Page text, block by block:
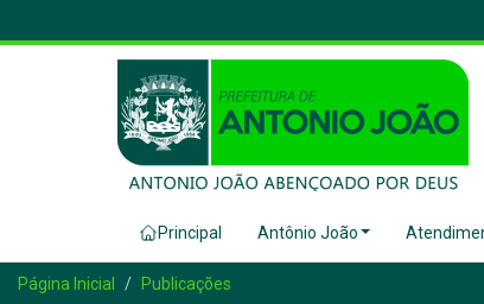
Principal Antônio João
Página Inicial Publicações